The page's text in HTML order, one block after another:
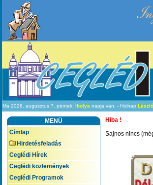
Ma 2026. augusztus 7. péntek, Ibolya napja van. - Holnap László
MENÜ
Címlap
Hirdetésfeladás
Ceglédi Hírek
Ceglédi közlemények
Ceglédi Programok
Hiba !
Sajnos nincs